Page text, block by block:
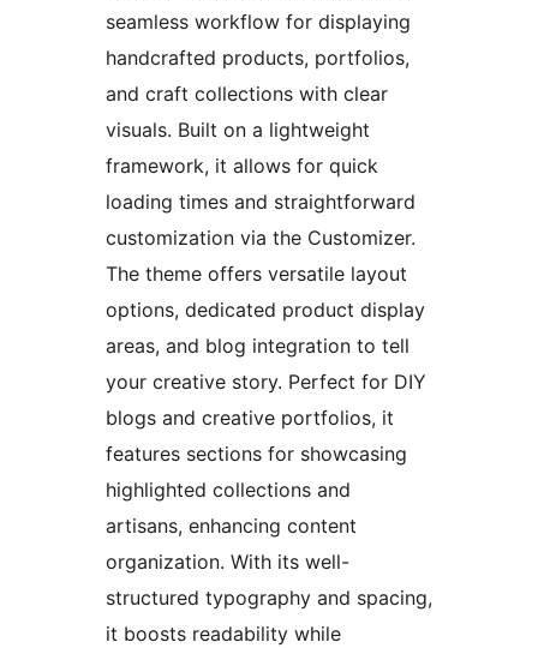
seamless workflow for displaying
handcrafted products, portfolios,
and craft collections with clear
visuals. Built on a lightweight
framework, it allows for quick
loading times and straightforward
customization via the Customizer.
The theme offers versatile layout
options, dedicated product display
areas, and blog integration to tell
your creative story. Perfect for DIY
blogs and creative portfolios, it
features sections for showcasing
highlighted collections and
artisans, enhancing content
organization. With its well-
structured typography and spacing,
it boosts readability while